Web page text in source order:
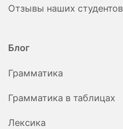
Отзывы наших студентов
Блог
Грамматика
Грамматика в таблицах
Лексика